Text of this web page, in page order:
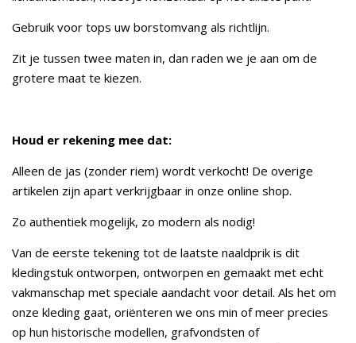
Gebruik voor tops uw borstomvang als richtlijn.
Zit je tussen twee maten in, dan raden we je aan om de
grotere maat te kiezen.
Houd er rekening mee dat:
Alleen de jas (zonder riem) wordt verkocht! De overige
artikelen zijn apart verkrijgbaar in onze online shop.
Zo authentiek mogelijk, zo modern als nodig!
Van de eerste tekening tot de laatste naaldprik is dit
kledingstuk ontworpen, ontworpen en gemaakt met echt
vakmanschap met speciale aandacht voor detail. Als het om
onze kleding gaat, oriënteren we ons min of meer precies
op hun historische modellen, grafvondsten of